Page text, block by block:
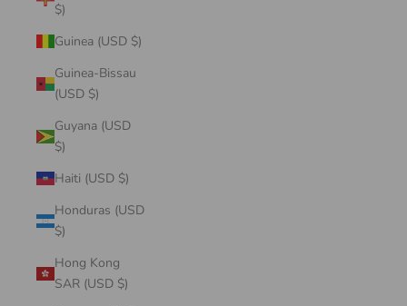
$)
Guinea (USD $)
Guinea-Bissau
(USD $)
Guyana (USD
$)
Haiti (USD $)
Honduras (USD
$)
Hong Kong
SAR (USD $)